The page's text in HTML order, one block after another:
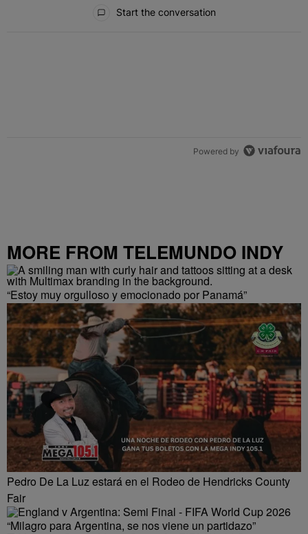
Start the conversation
Powered by
MORE FROM TELEMUNDO INDY
“Estoy muy orgulloso y emocionado por Panamá”
Pedro De La Luz estará en el Rodeo de Hendricks County
Fair
“Milagro para Argentina, se nos viene un partidazo”